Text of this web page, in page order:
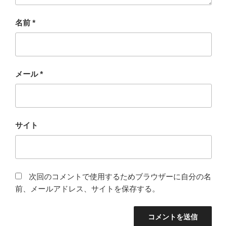
名前 *
メール*
サイト
次回のコメントで使用するためブラウザーに自分の名
前、メールアドレス、サイトを保存する。